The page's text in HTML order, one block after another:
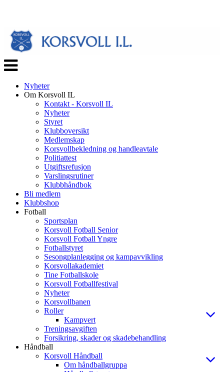
Veksle
navigasjon
Nyheter
Om Korsvoll IL
Kontakt - Korsvoll IL
Nyheter
Styret
Klubboversikt
Medlemskap
Korsvollbekledning og handleavtale
Politiattest
Utgiftsrefusjon
Varslingsrutiner
Klubbhåndbok
Bli medlem
Klubbshop
Fotball
Sportsplan
Korsvoll Fotball Senior
Korsvoll Fotball Yngre
Fotballstyret
Sesongplanlegging og kampavvikling
Korsvollakademiet
Tine Fotballskole
Korsvoll Fotballfestival
Nyheter
Korsvollbanen
Roller
Kampvert
Treningsavgiften
Forsikring, skader og skadebehandling
Håndball
Korsvoll Håndball
Om håndballgruppa